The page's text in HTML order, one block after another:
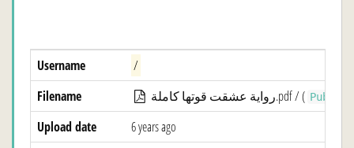
Username
/
Filename
رواية عشقت قوتها كاملة.pdf / ( Public
Upload date
6 years ago